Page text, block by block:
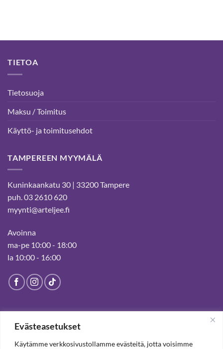
Evästeasetukset
Käytämme verkkosivustollamme evästeitä, jotta voisimme
TIETOA
Tietosuoja
Maksu / Toimitus
Käyttö- ja toimitusehdot
TAMPEREEN MYYMÄLÄ
Kuninkaankatu 30 | 33200 Tampere
puh. 03 2610 620
myynti@arteljee.fi
Avoinna
ma-pe 10:00 - 18:00
la 10:00 - 16:00
Suljettu pysyvästi 19.7.2025 alkaen